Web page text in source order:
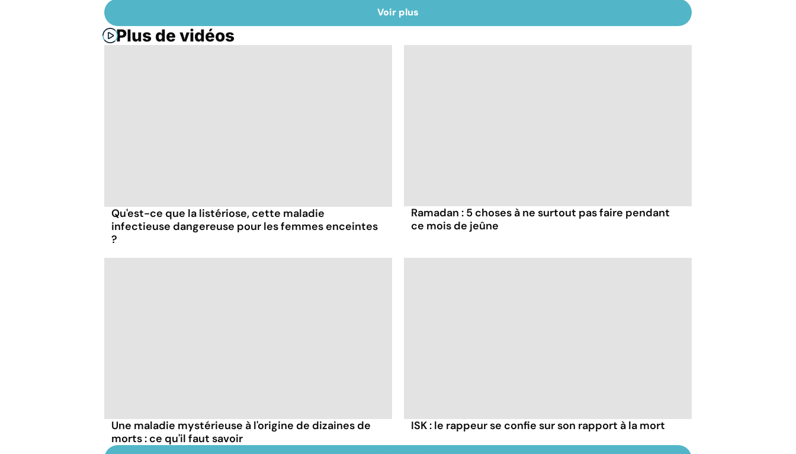
Voir plus
Plus de vidéos
Qu'est-ce que la listériose, cette maladie
infectieuse dangereuse pour les femmes enceintes
?
Ramadan : 5 choses à ne surtout pas faire pendant
ce mois de jeûne
Une maladie mystérieuse à l'origine de dizaines de
morts : ce qu'il faut savoir
ISK : le rappeur se confie sur son rapport à la mort